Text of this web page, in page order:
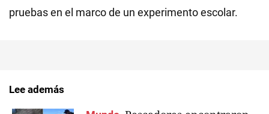
pruebas en el marco de un experimento escolar.
Lee además